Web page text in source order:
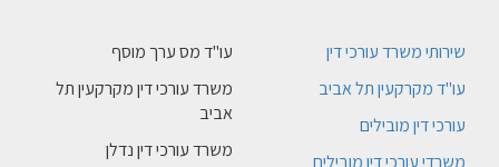
שירותי משרד עורכי דין
עו"ד מקרקעין תל אביב
עורכי דין מובילים
משרדי עורכי דין מובילים
עו"ד מס ערך מוסף
משרד עורכי דין מקרקעין תל
אביב
משרד עורכי דין נדלן